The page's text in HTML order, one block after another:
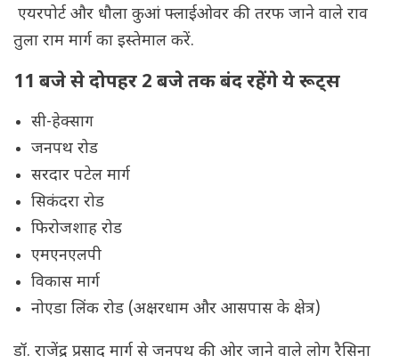
एयरपोर्ट और धौला कुआं फ्लाईओवर की तरफ जाने वाले राव
तुला राम मार्ग का इस्तेमाल करें.
11 बजे से दोपहर 2 बजे तक बंद रहेंगे ये रूट्स
सी-हेक्साग
जनपथ रोड
सरदार पटेल मार्ग
सिकंदरा रोड
फिरोजशाह रोड
एमएनएलपी
विकास मार्ग
नोएडा लिंक रोड (अक्षरधाम और आसपास के क्षेत्र)
डॉ. राजेंद्र प्रसाद मार्ग से जनपथ की ओर जाने वाले लोग रैसिना